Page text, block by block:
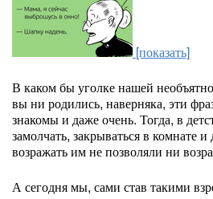
[показать]
В каком бы уголке нашей
вы ни родились, наверняка, эти
знакомы и даже очень. Тогда, в
замолчать, закрываться в комнате
возражать им не позволяли ни
А сегодня мы, сами став такими